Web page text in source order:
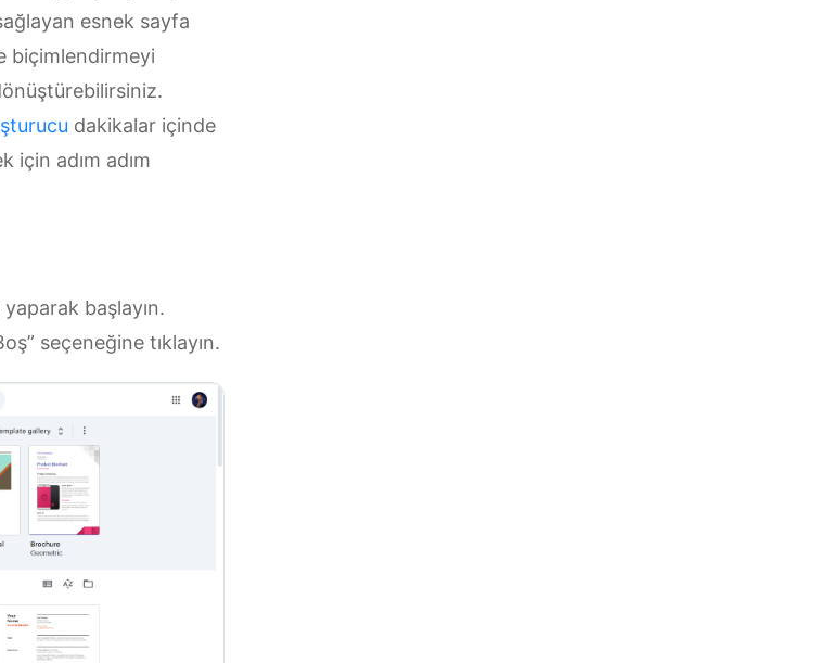
esnek sayfa
biçimlendirmeyi
dakikalar içinde
için adım adım
yaparak başlayın.
seçeneğine tıklayın.